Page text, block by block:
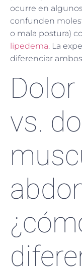
ocurre en
confunden
o mala postura)
lipedema. La
diferenciar
vs.